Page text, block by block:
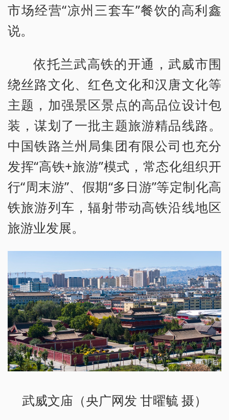
市场经营“凉州三套车”餐饮的高利鑫
说。
依托兰武高铁的开通，武威市围
绕丝路文化、红色文化和汉唐文化等
主题，加强景区景点的高品位设计包
装，谋划了一批主题旅游精品线路。
中国铁路兰州局集团有限公司也充分
发挥“高铁+旅游”模式，常态化组织开
行“周末游”、假期“多日游”等定制化高
铁旅游列车，辐射带动高铁沿线地区
旅游业发展。
武威文庙（央广网发 甘曜毓 摄）